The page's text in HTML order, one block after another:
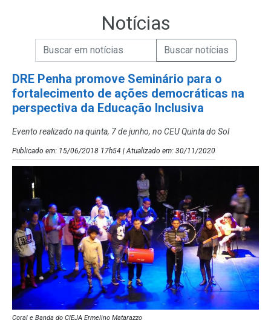
Notícias
Campo de Busca de Notícias
Campo de Busca de informaçõesEnviar a Busca de Notícias
DRE Penha promove Seminário para o
fortalecimento de ações democráticas na
perspectiva da Educação Inclusiva
Evento realizado na quinta, 7 de junho, no CEU Quinta do Sol
Publicado em: 15/06/2018 17h54 | Atualizado em: 30/11/2020
Coral e Banda do CIEJA Ermelino Matarazzo